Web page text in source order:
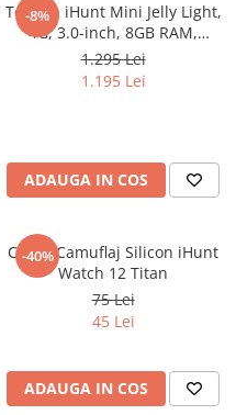
-8%
Telefon iHunt Mini Jelly Light,
4G, 3.0-inch, 8GB RAM,
256GB, Camera 48MP, NFC,
2000mAh, Incarcare Wireless,
1.295 Lei
1.195 Lei
ADAUGA IN COS
-40%
Curea Camuflaj Silicon iHunt
Watch 12 Titan
75 Lei
45 Lei
ADAUGA IN COS